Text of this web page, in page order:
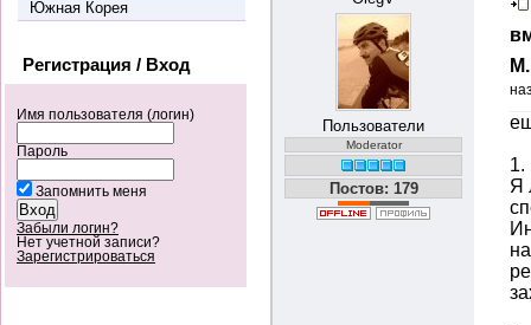
Южная Корея
Регистрация / Вход
Имя пользователя (логин)
Пароль
Запомнить меня
Забыли логин?
Нет учетной записи?
Зарегистрироваться
Пользователи
Moderator
Постов: 179
1.
Я